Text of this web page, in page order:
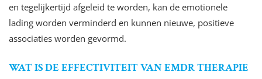
en tegelijkertijd afgeleid te worden, kan de emotionele
lading worden verminderd en kunnen nieuwe, positieve
associaties worden gevormd.
WAT IS DE EFFECTIVITEIT VAN EMDR THERAPIE